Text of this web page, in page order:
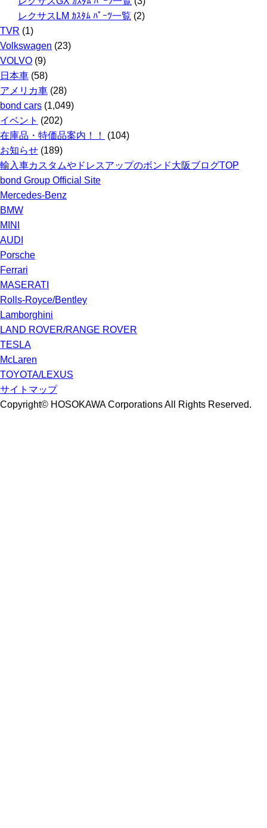
レクサスLM ｶｽﾀﾑ ﾊﾟｰﾂ一覧 (2)
TVR (1)
Volkswagen (23)
VOLVO (9)
日本車 (58)
アメリカ車 (28)
bond cars (1,049)
イベント (202)
在庫品・特価品案内！！
(104)
お知らせ (189)
輸入車カスタムやドレスアップのボンド大阪ブログTOP
bond Group Official Site
Mercedes-Benz
BMW
MINI
AUDI
Porsche
Ferrari
MASERATI
Rolls-Royce/Bentley
Lamborghini
LAND ROVER/RANGE ROVER
TESLA
McLaren
TOYOTA/LEXUS
サイトマップ
Copyright© HOSOKAWA Corporations All Rights Reserved.